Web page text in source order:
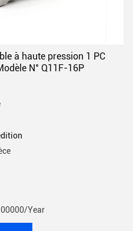
à haute pression 1 PC
N° Q11F-16P
Year